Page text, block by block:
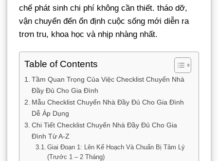
chế phát sinh chi phí không cần thiết. tháo dỡ,
vận chuyển đến ổn định cuộc sống mới diễn ra
trơn tru, khoa học và nhịp nhàng nhất.
Table of Contents
Tầm Quan Trọng Của Việc Checklist Chuyển Nhà
Đầy Đủ Cho Gia Đình
Mẫu Checklist Chuyển Nhà Đầy Đủ Cho Gia Đình
Dễ Áp Dụng
Chi Tiết Checklist Chuyển Nhà Đầy Đủ Cho Gia
Đình Từ A-Z
Giai Đoạn 1: Lên Kế Hoạch Và Chuẩn Bị Tâm Lý
(Trước 1 – 2 Tháng)